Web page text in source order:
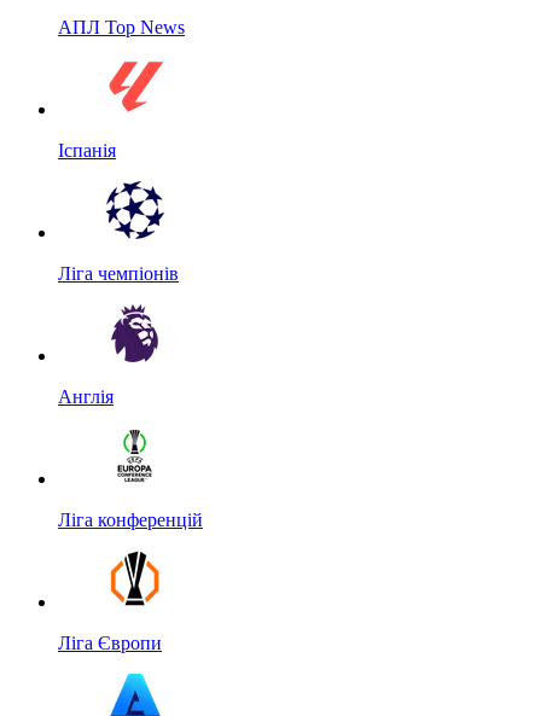
АПЛ Top News
Іспанія
Ліга чемпіонів
Англія
Ліга конференцій
Ліга Європи